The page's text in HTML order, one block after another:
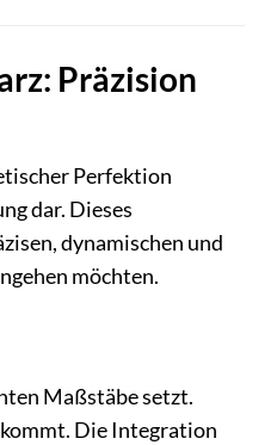
Präzision
Perfektion
dar. Dieses
dynamischen und
möchten.
Maßstäbe setzt.
Die Integration